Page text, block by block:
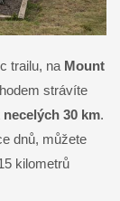
trailu, na Mount
strávíte
necelých 30 km.
dnů, můžete
kilometrů